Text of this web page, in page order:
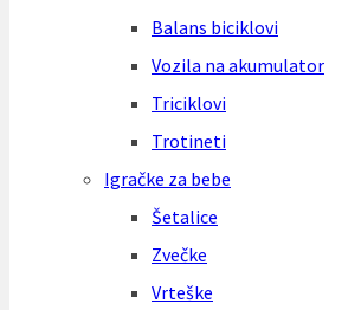
Balans biciklovi
Vozila na akumulator
Triciklovi
Trotineti
Igračke za bebe
Šetalice
Zvečke
Vrteške